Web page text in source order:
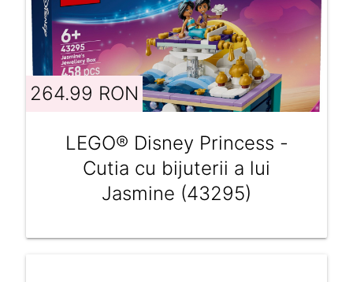
264.99 RON
LEGO® Disney Princess -
Cutia cu bijuterii a lui
Jasmine (43295)